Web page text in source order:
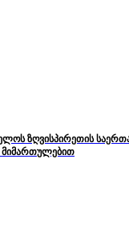
ზღვისპირეთის
მიმართულებით